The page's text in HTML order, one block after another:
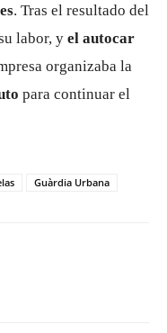
. Tras el resultado del
labor, y el autocar
organizaba la
para continuar el
Guàrdia Urbana